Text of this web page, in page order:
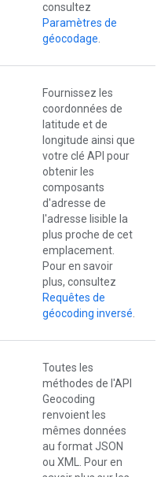
consultez
Paramètres de
géocodage
Fournissez les
coordonnées de
latitude et de
longitude ainsi que
votre clé API pour
obtenir les
composants
d'adresse de
l'adresse lisible la
plus proche de cet
emplacement.
Pour en savoir
plus, consultez
Requêtes de
géocoding inversé
Toutes les
méthodes de l'API
Geocoding
renvoient les
mêmes données
au format JSON
ou XML. Pour en